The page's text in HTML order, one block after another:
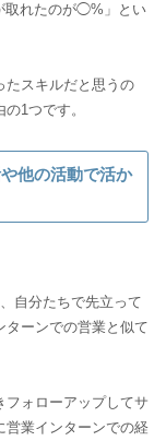
取れたのが◯%」とい
たスキルだと思うの
他の活動で活か
自分たちで先立って
ターンでの営業と似て
フォローアップしてサ
営業インターンでの経